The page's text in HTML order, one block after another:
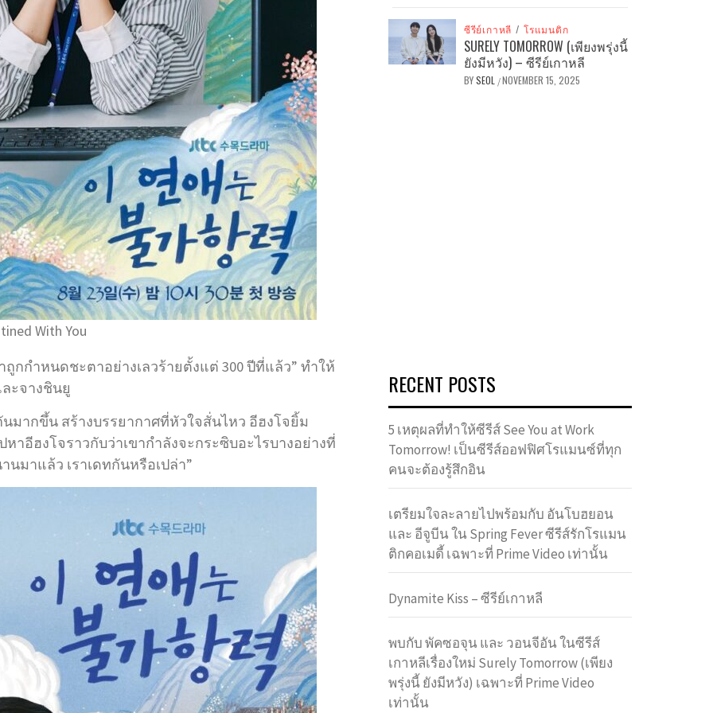
With You
กกำหนดชะตาอย่างเลวร้ายตั้งแต่ 300 ปีที่แล้ว” ทำให้
ะจางชินยู
มากขึ้น สร้างบรรยากาศที่หัวใจสั่นไหว อีฮงโจยิ้ม
อีฮงโจราวกับว่าเขากำลังจะกระซิบอะไรบางอย่างที่
มาแล้ว เราเดทกันหรือเปล่า”
ซีรีย์เกาหลี / โรแมนติก
SURELY TOMORROW (เพียงพรุ่งนี้
ยังมีหวัง) – ซีรีย์เกาหลี
BYSEOL /NOVEMBER 15, 2025
RECENT POSTS
5 เหตุผลที่ทำให้ซีรีส์ See You at Work
Tomorrow! เป็นซีรีส์ออฟฟิศโรแมนซ์ที่ทุก
คนจะต้องรู้สึกอิน
เตรียมใจละลายไปพร้อมกับ อันโบฮยอน
และ อีจูบีน ใน Spring Fever ซีรีส์รักโรแมน
ติกคอเมดี้ เฉพาะที่ Prime Video เท่านั้น
Dynamite Kiss – ซีรีย์เกาหลี
พบกับ พัคซอจุน และ วอนจีอัน ในซีรีส์
เกาหลีเรื่องใหม่ Surely Tomorrow (เพียง
พรุ่งนี้ ยังมีหวัง) เฉพาะที่ Prime Video
เท่านั้น